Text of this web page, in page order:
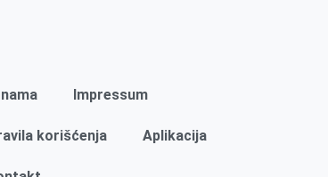
Impressum
korišćenja Aplikacija